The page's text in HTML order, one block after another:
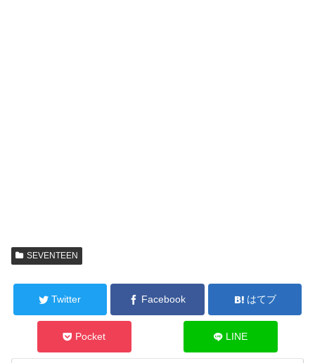
SEVENTEEN
Twitter Facebook はてブ
Pocket LINE